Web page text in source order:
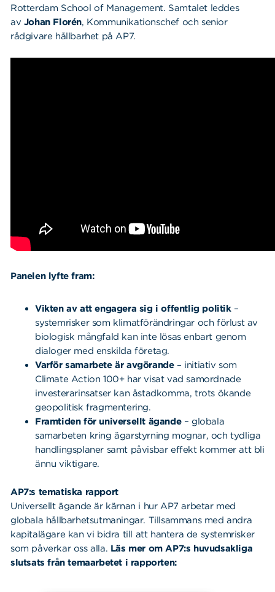
Rotterdam School ofManagement. Samtalet leddes
av Johan Florén, Kommunikationschef och senior
rådgivare hållbarhet på AP7.
Panelen lyfte fram:
Vikten av att engagera sig i offentlig politik–
systemrisker som klimatförändringar och förlust av
biologisk mångfald kan inte lösas enbart genom
dialoger med enskilda företag.
Varför samarbete är avgörande– initiativ som
Climate Action 100+ har visat vad samordnade
investerarinsatser kan åstadkomma, trots ökande
geopolitisk fragmentering.
Framtiden för universellt ägande– globala
samarbeten kring ägarstyrning mognar, och tydliga
handlingsplaner samt påvisbar effekt kommer att bli
ännu viktigare.
AP7:s tematiska rapport
Universellt ägande är kärnan i hur AP7 arbetar med
globala hållbarhetsutmaningar. Tillsammans med andra
kapitalägare kan vi bidra till att hantera de systemrisker
som påverkar oss alla. Läs mer om AP7:s huvudsakliga
slutsats från temaarbetet i rapporten: